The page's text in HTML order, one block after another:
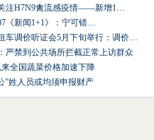
注H7N9禽流感疫情——新增1…
《新闻1+1》：宁可错…
车调价听证会5月下旬举行：调价…
严禁到公共场所拦截正常上访群众
全国蔬菜价格加速下降
”姓人员或均须申报财产